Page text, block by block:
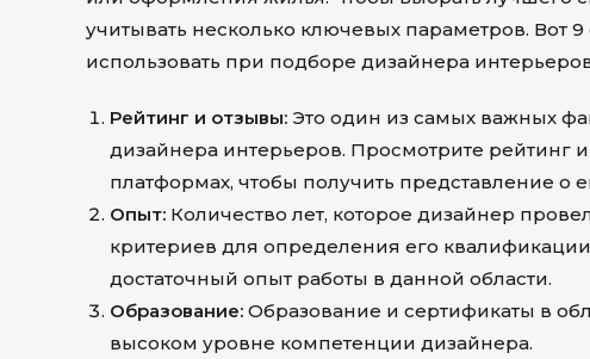
учитывать несколько ключевых параметров. Вот
использовать при подборе дизайнера
Рейтинг и отзывы: Это один из самых важных
дизайнера интерьеров. Просмотрите рейтинг
платформах, чтобы получить представление о
Опыт: Количество лет, которое дизайнер
критериев для определения его
достаточный опыт работы в данной области.
Образование: Образование и сертификаты в
высоком уровне компетенции дизайнера.